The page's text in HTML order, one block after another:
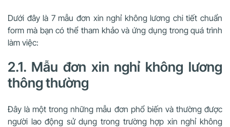
Dưới đây là 7 mẫu đơn xin nghỉ không lương chi tiết chuẩn
form mà bạn có thể tham khảo và ứng dụng trong quá trình
làm việc:
2.1. Mẫu đơn xin nghỉ không lương
thông thường
Đây là một trong những mẫu đơn phổ biến và thường được
người lao động sử dụng trong trường hợp xin nghỉ không